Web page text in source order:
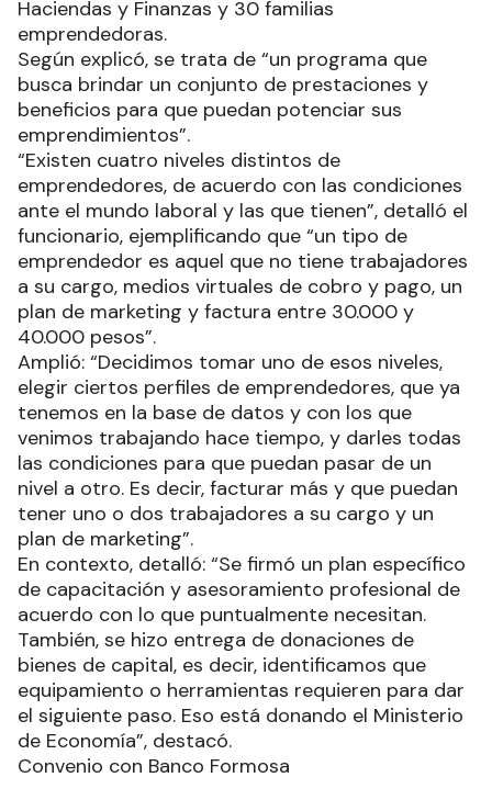
Haciendas y Finanzas y 30 familias
emprendedoras.
Según explicó, se trata de “un programa que
busca brindar un conjunto de prestaciones y
beneficios para que puedan potenciar sus
emprendimientos”.
“Existen cuatro niveles distintos de
emprendedores, de acuerdo con las condiciones
ante el mundo laboral y las que tienen”, detalló el
funcionario, ejemplificando que “un tipo de
emprendedor es aquel que no tiene trabajadores
a su cargo, medios virtuales de cobro y pago, un
plan de marketing y factura entre 30.000 y
40.000 pesos”.
Amplió: “Decidimos tomar uno de esos niveles,
elegir ciertos perfiles de emprendedores, que ya
tenemos en la base de datos y con los que
venimos trabajando hace tiempo, y darles todas
las condiciones para que puedan pasar de un
nivel a otro. Es decir, facturar más y que puedan
tener uno o dos trabajadores a su cargo y un
plan de marketing”.
En contexto, detalló: “Se firmó un plan específico
de capacitación y asesoramiento profesional de
acuerdo con lo que puntualmente necesitan.
También, se hizo entrega de donaciones de
bienes de capital, es decir, identificamos que
equipamiento o herramientas requieren para dar
el siguiente paso. Eso está donando el Ministerio
de Economía”, destacó.
Convenio con Banco Formosa